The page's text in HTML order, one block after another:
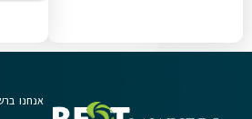
אנחנו